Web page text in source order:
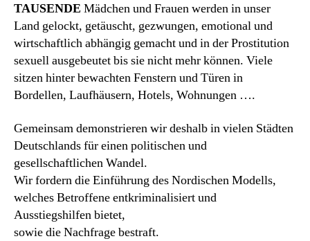
TAUSENDE Mädchen und Frauen werden in unser
Land gelockt, getäuscht, gezwungen, emotional und
wirtschaftlich abhängig gemacht und in der Prostitution
sexuell ausgebeutet bis sie nicht mehr können. Viele
sitzen hinter bewachten Fenstern und Türen in
Bordellen, Laufhäusern, Hotels, Wohnungen ….
Gemeinsam demonstrieren wir deshalb in vielen Städten
Deutschlands für einen politischen und
gesellschaftlichen Wandel.
Wir fordern die Einführung des Nordischen Modells,
welches Betroffene entkriminalisiert und
Ausstiegshilfen bietet,
sowie die Nachfrage bestraft.